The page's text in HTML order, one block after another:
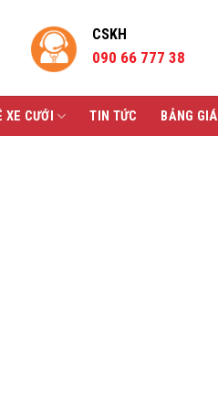
CSKH
090 66 777 38
XE CƯỚI TIN TỨC BẢNG GIÁ